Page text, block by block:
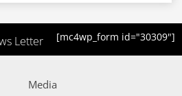
Letter [mc4wp_form id="30309"]
Media